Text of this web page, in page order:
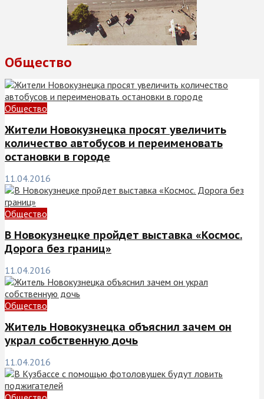
Общество
Общество
Жители Новокузнецка просят увеличить
количество автобусов и переименовать
остановки в городе
11.04.2016
Общество
В Новокузнецке пройдет выставка «Космос.
Дорога без границ»
11.04.2016
Общество
Житель Новокузнецка объяснил зачем он
украл собственную дочь
11.04.2016